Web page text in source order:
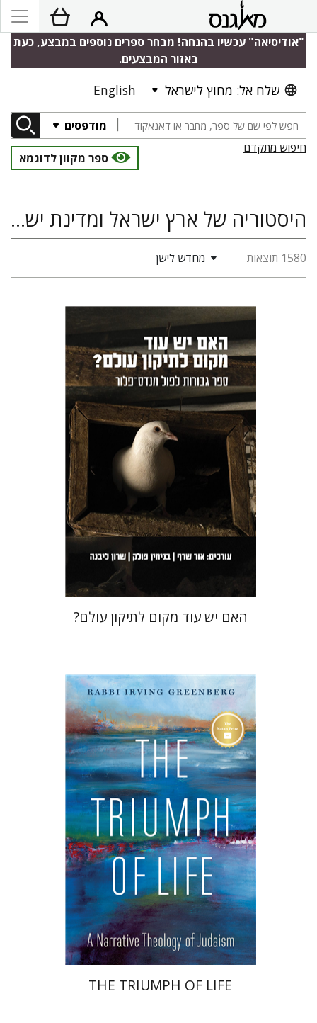
"אודיסיאה" עכשיו בהנחה! מבחר ספרים נוספים במבצע, כעת
באזור המבצעים.
שלח אל: מחוץ לישראל English
מודפסים
חיפוש מתקדם
ספר מקוון לדוגמא
היסטוריה של ארץ ישראל ומדינת ישראל, מדעי היהדות, מיסטיקה יהודית, היסטוריה יהודית
1580 תוצאות מחדש לישן
שרון ליבנה בנימין פולק אור שרף
הנחת אתר ספר מודפס
$40
$36
האם יש עוד מקום לתיקון עולם?
Irving (Yitz) Greenberg
הנחת אתר ספר מודפס
$35
$32
THE TRIUMPH OF LIFE